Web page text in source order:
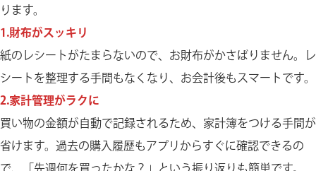
ります。
1.財布がスッキリ
紙のレシートがたまらないので、お財布がかさばりません。レ
シートを整理する手間もなくなり、お会計後もスマートです。
2.家計管理がラクに
買い物の金額が自動で記録されるため、家計簿をつける手間が
省けます。過去の購入履歴もアプリからすぐに確認できるの
で、「先週何を買ったかな？」という振り返りも簡単です。